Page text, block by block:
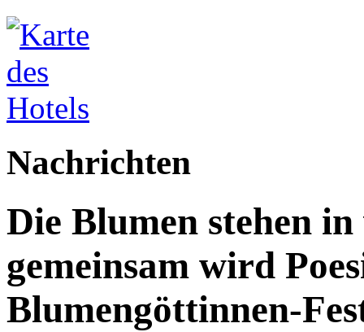
Nachrichten
Die Blumen stehen
gemeinsam wird
Blumengöttinnen-